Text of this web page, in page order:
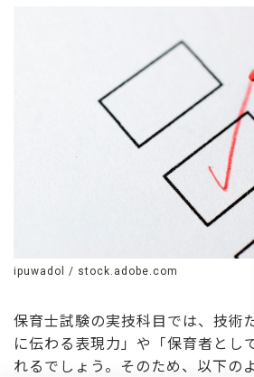
ipuwadol / stock.adobe.com
保育士試験の実技科目では、技術
に伝わる表現力」や「保育者とし
れるでしょう。そのため、以下の